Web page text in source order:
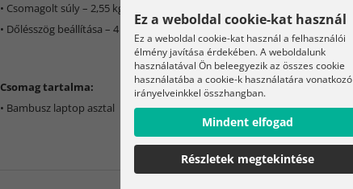
• Csomagolt súly – 2,55 kg
• Dőlésszög beállítása – 4 szint (19 cm, 16 cm, 12,5 cm, 5 cm)
Csomag tartalma:
• Bambusz laptop asztal
Ez a weboldal cookie-kat használ
Ez a weboldal cookie-kat használ a felhasználói
élmény javítása érdekében. A weboldalunk
használatával Ön beleegyezik az összes cookie
használatába a cookie-k használatára vonatkozó
irányelveinkkel összhangban.
Mindent elfogad
Részletek megtekintése